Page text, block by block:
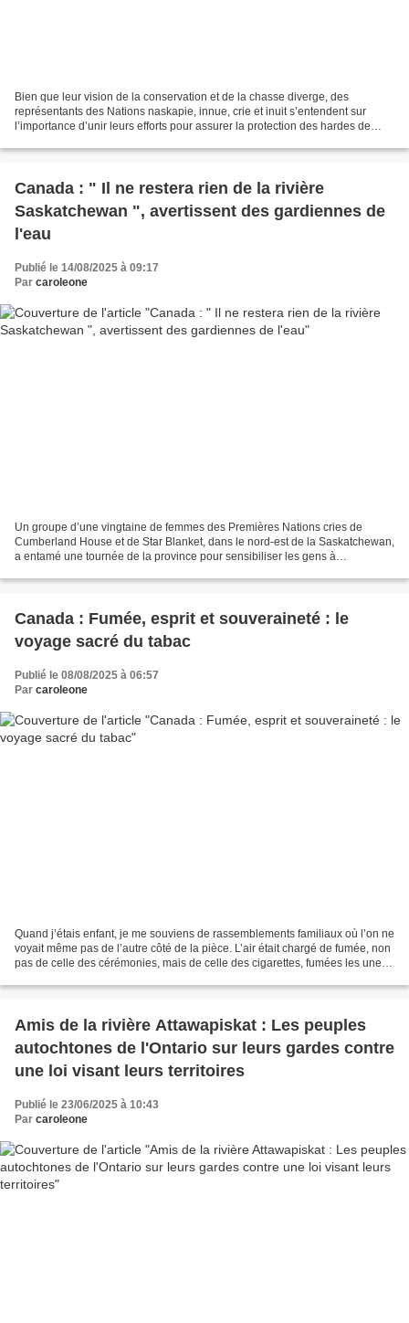
Bien que leur vision de la conservation et de la chasse diverge, des
représentants des Nations naskapie, innue, crie et inuit s’entendent sur
l’importance d’unir leurs efforts pour assurer la protection des hardes de
Canada : " Il ne restera rien de la rivière
Saskatchewan ", avertissent des gardiennes de
l'eau
Publié le 14/08/2025 à 09:17
Par caroleone
Un groupe d’une vingtaine de femmes des Premières Nations cries de
Cumberland House et de Star Blanket, dans le nord-est de la Saskatchewan,
a entamé une tournée de la province pour sensibiliser les gens à
Canada : Fumée, esprit et souveraineté : le
voyage sacré du tabac
Publié le 08/08/2025 à 06:57
Par caroleone
Quand j’étais enfant, je me souviens de rassemblements familiaux où l’on ne
voyait même pas de l’autre côté de la pièce. L’air était chargé de fumée, non
pas de celle des cérémonies, mais de celle des cigarettes, fumées les unes
Amis de la rivière Attawapiskat : Les peuples
autochtones de l'Ontario sur leurs gardes contre
une loi visant leurs territoires
Publié le 23/06/2025 à 10:43
Par caroleone